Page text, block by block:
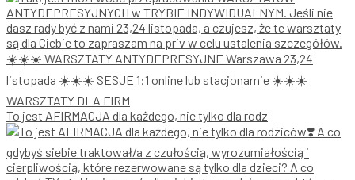
To jest AFIRMACJA dla każdego, nie tylko dla rodz